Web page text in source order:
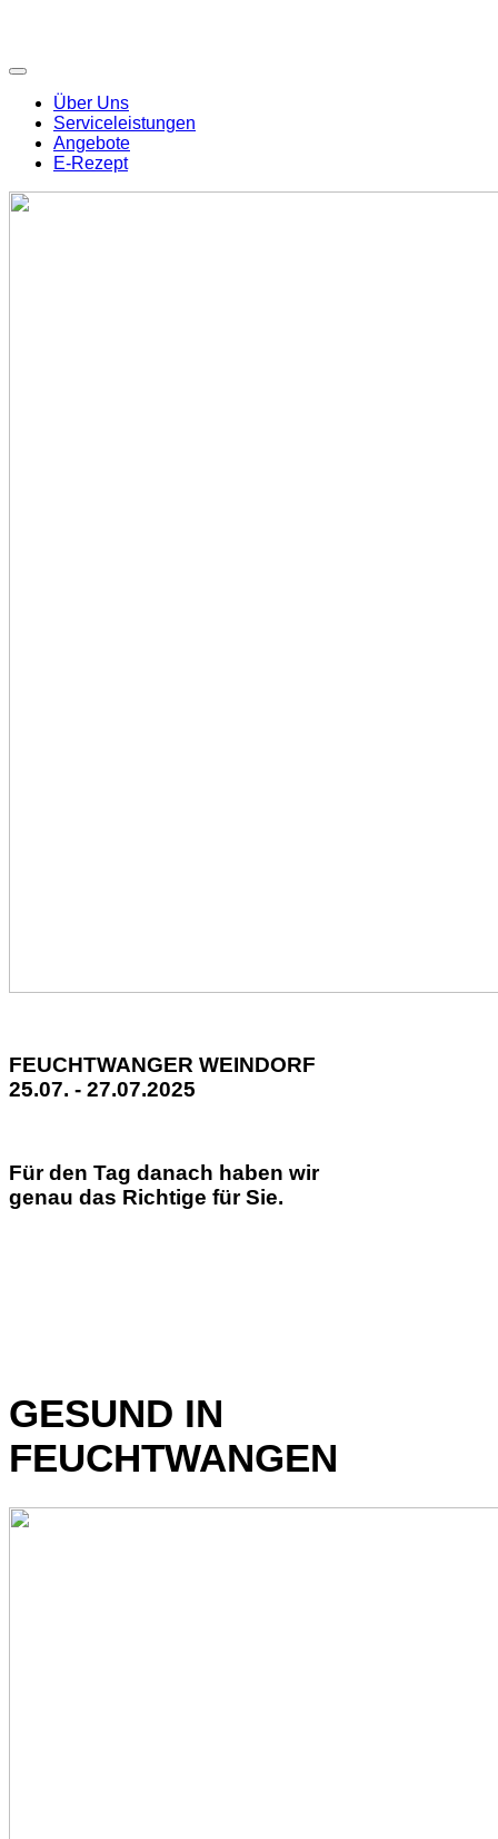
Über Uns
Serviceleistungen
Angebote
E-Rezept
FEUCHTWANGER WEINDORF
25.07. - 27.07.2025
Für den Tag danach haben wir
genau das Richtige für Sie.
GESUND IN
FEUCHTWANGEN